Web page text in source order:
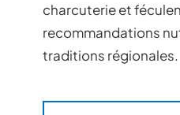
charcuterie et
recommandations
traditions régionales.